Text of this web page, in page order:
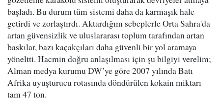
başladı. Bu durum tüm sistemi daha da karmaşık hale
getirdi ve zorlaştırdı. Aktardığım sebeplerle Orta Sahra'da
artan güvensizlik ve uluslararası toplum tarafından artan
baskılar, bazı kaçakçıları daha güvenli bir yol aramaya
yöneltti. Hacmin doğru anlaşılması için şu bilgiyi verelim;
Alman medya kurumu DW’ye göre 2007 yılında Batı
Afrika uyuşturucu rotasında döndürülen kokain miktarı
tam 47 ton.